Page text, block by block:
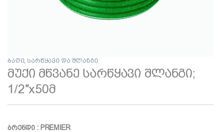
ბაღი, სარწყავი და შლანგი
მუქი მწვანე სარწყავი შლანგი;
1/2″x50მ
ბრენდი : PREMIER